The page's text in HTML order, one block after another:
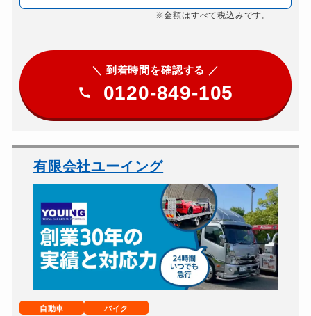
※金額はすべて税込みです。
＼ 到着時間を確認する ／
0120-849-105
有限会社ユーイング
自動車 バイク